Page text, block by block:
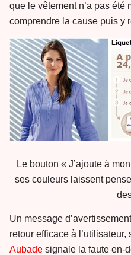
que le vêtement n’a pas été
comprendre la cause puis y
Le bouton « J’ajoute à
ses couleurs laissent
Un message
retour efficace à
Aubade signale la faute en-